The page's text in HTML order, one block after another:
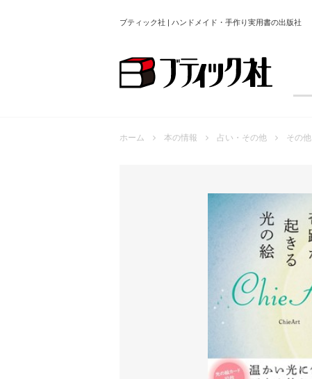
ブティック社 | ハンドメイド・手作り実用書の出版社
ホーム 本の情報 占い・その他 その他